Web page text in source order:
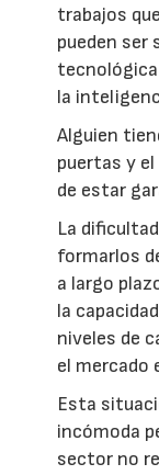
trabajos
pueden ser
la
Alguien
puertas y
de estar
La
formarlos
a largo
la
niveles de
el mercado
Esta
incómoda
sector no